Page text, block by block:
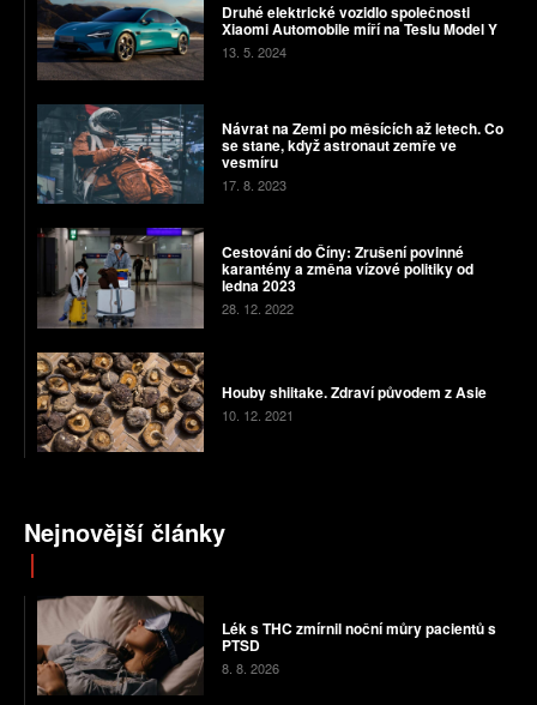
Druhé elektrické vozidlo společnosti
Xiaomi Automobile míří na Teslu Model Y
13. 5. 2024
Návrat na Zemi po měsících až letech. Co
se stane, když astronaut zemře ve
vesmíru
17. 8. 2023
Cestování do Číny: Zrušení povinné
karantény a změna vízové politiky od
ledna 2023
28. 12. 2022
Houby shiitake. Zdraví původem z Asie
10. 12. 2021
Nejnovější články
Lék s THC zmírnil noční můry pacientů s
PTSD
8. 8. 2026